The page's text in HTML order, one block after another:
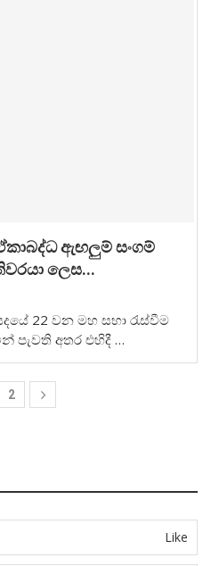
ඇඟලුම් සංගම්
ලෙස...
22 වන මහ සභා රැස්වීම
පැවති අතර එහිදී …
2
Like